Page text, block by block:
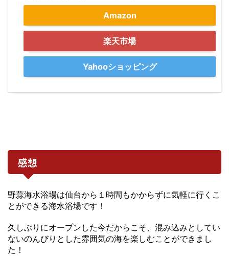
Amazon
楽天市場
Yahooショッピング
感想
野蒜海水浴場は仙台から１時間もかからずに気軽に行くこ
とができる海水浴場です！
久しぶりにオープンした今だからこそ、混み込みとしてい
ないのんびりとした雰囲気の海を楽しむことができまし
た！